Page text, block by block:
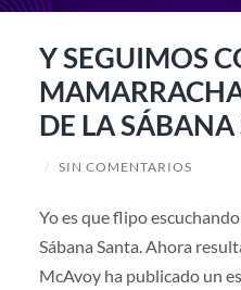
Y SEGUIMOS
DE LA
/ SIN COMENTARIOS
Yo es que flipo
Sábana Santa. Ahora
McAvoy ha publicado un